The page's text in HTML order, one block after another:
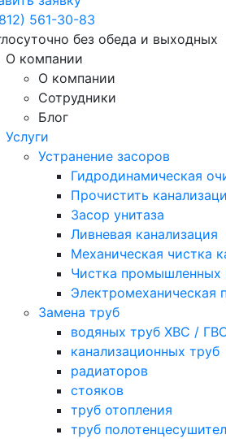
561-30-83
без обеда и выходных
О компании
О компании
Сотрудники
Блог
Услуги
Устранение засоров
Гидродинамическая
Прочистить
Засор унитаза
Ливневая канализация
Механическая чистка
Чистка промышленных
Электромеханическая
Замена труб
водяных труб ХВС /
канализационных труб
радиаторов
стояков
труб отопления
труб